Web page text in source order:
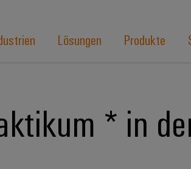
Lösungen Produkte
* in